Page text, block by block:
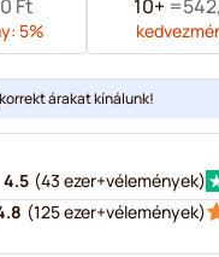
Ft
5%
10+ =
árakat kínálunk!
4.5 (43 ezer+vélemények)
(125 ezer+vélemények)